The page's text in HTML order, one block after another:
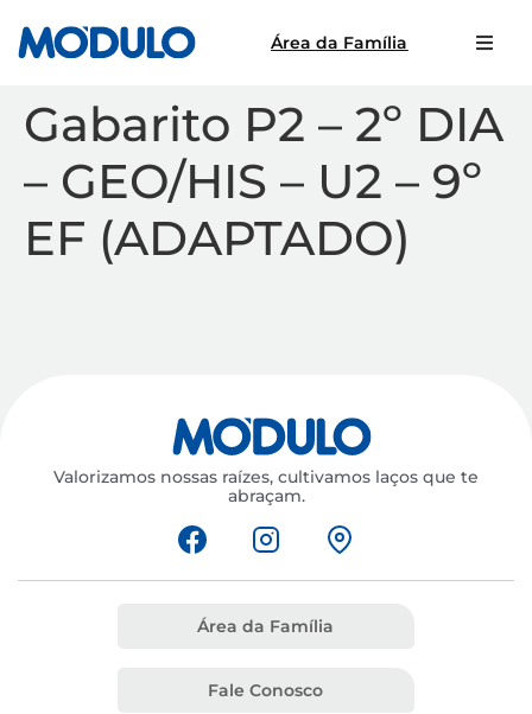
Área da Família
Gabarito P2 – 2º DIA
– GEO/HIS – U2 – 9º
EF (ADAPTADO)
Valorizamos nossas raízes, cultivamos laços que te
abraçam.
Área da Família
Fale Conosco